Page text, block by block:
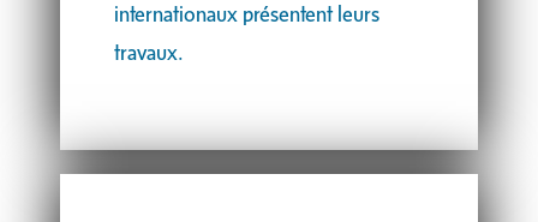
internationaux présentent leurs
travaux.